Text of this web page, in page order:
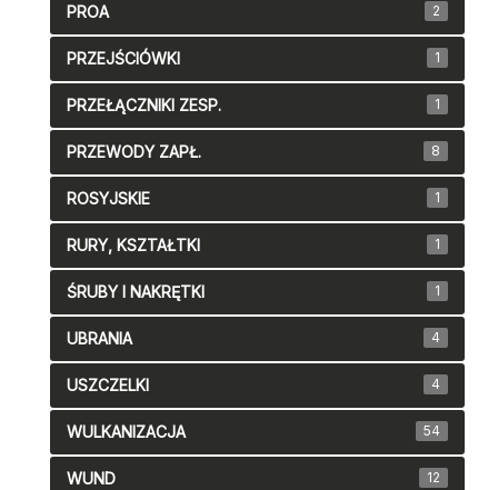
PROA 2
PRZEJŚCIÓWKI 1
PRZEŁĄCZNIKI ZESP. 1
PRZEWODY ZAPŁ. 8
ROSYJSKIE 1
RURY, KSZTAŁTKI 1
ŚRUBY I NAKRĘTKI 1
UBRANIA 4
USZCZELKI 4
WULKANIZACJA 54
WUND 12